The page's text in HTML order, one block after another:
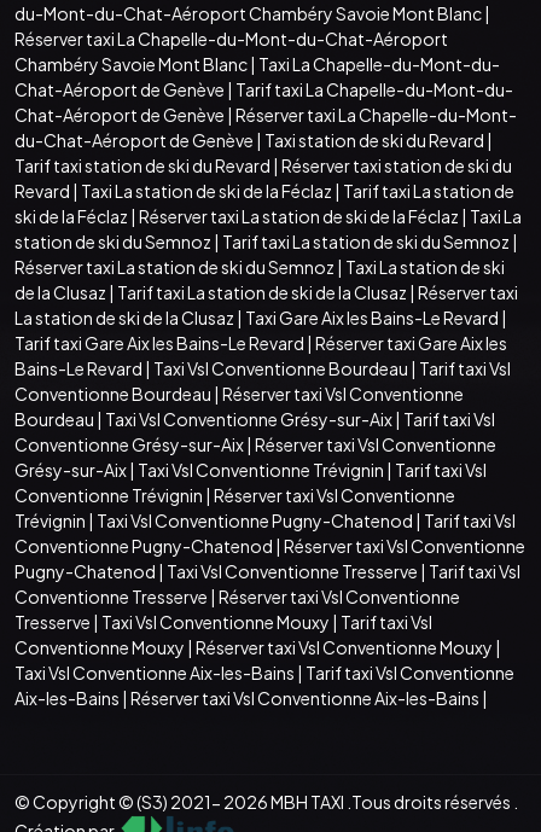
du-Mont-du-Chat-Aéroport Chambéry Savoie Mont Blanc|
Réserver taxi La Chapelle-du-Mont-du-Chat-Aéroport
Chambéry Savoie Mont Blanc| Taxi La Chapelle-du-Mont-du-
Chat-Aéroport de Genève | Tarif taxi La Chapelle-du-Mont-du-
Chat-Aéroport de Genève | Réserver taxi La Chapelle-du-Mont-
du-Chat-Aéroport de Genève | Taxi station de ski du Revard |
Tarif taxi station de ski du Revard | Réserver taxi station de ski du
Revard | Taxi La station de ski de la Féclaz | Tarif taxi La station de
ski de la Féclaz | Réserver taxi La station de ski de la Féclaz | Taxi La
station de ski du Semnoz | Tarif taxi La station de ski du Semnoz |
Réserver taxi La station de ski du Semnoz | Taxi La station de ski
de la Clusaz | Tarif taxi La station de ski de la Clusaz | Réserver taxi
La station de ski de la Clusaz | Taxi Gare Aix les Bains-Le Revard |
Tarif taxi Gare Aix les Bains-Le Revard | Réserver taxi Gare Aix les
Bains-Le Revard | Taxi Vsl Conventionne Bourdeau | Tarif taxi Vsl
Conventionne Bourdeau | Réserver taxi Vsl Conventionne
Bourdeau | Taxi Vsl Conventionne Grésy-sur-Aix| Tarif taxi Vsl
Conventionne Grésy-sur-Aix| Réserver taxi Vsl Conventionne
Grésy-sur-Aix| Taxi Vsl Conventionne Trévignin | Tarif taxi Vsl
Conventionne Trévignin | Réserver taxi Vsl Conventionne
Trévignin | Taxi Vsl Conventionne Pugny-Chatenod | Tarif taxi Vsl
Conventionne Pugny-Chatenod | Réserver taxi Vsl Conventionne
Pugny-Chatenod | Taxi Vsl Conventionne Tresserve | Tarif taxi Vsl
Conventionne Tresserve | Réserver taxi Vsl Conventionne
Tresserve | Taxi Vsl Conventionne Mouxy | Tarif taxi Vsl
Conventionne Mouxy | Réserver taxi Vsl Conventionne Mouxy |
Taxi Vsl Conventionne Aix-les-Bains | Tarif taxi Vsl Conventionne
Aix-les-Bains | Réserver taxi Vsl Conventionne Aix-les-Bains |
© Copyright © (S3) 2021- 2026 MBH TAXI .Tous droits réservés .